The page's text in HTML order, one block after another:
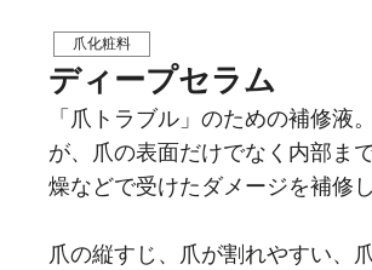
爪化粧料
ディープセラム
「爪トラブル」のための補修液
が、爪の表面だけでなく内部ま
燥などで受けたダメージを補修し
爪の縦すじ、爪が割れやすい、